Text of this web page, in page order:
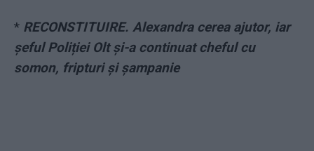
* RECONSTITUIRE. Alexandra cerea ajutor, iar
șeful Poliției Olt și-a continuat cheful cu
somon, fripturi și șampanie